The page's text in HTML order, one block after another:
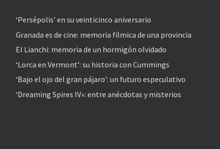
‘Persépolis’ en su veinticinco aniversario
Granada es de cine: memoria fílmica de una provincia
El Lianchi: memoria de un hormigón olvidado
‘Lorca en Vermont’: su historia con Cummings
‘Bajo el ojo del gran pájaro’: un futuro especulativo
‘Dreaming Spires IV»: entre anécdotas y misterios